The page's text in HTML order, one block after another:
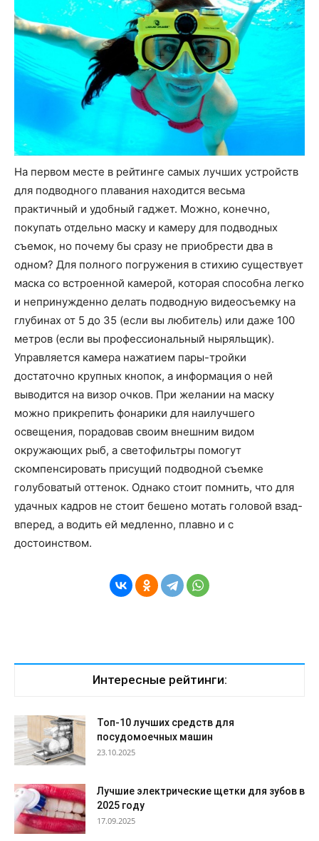
На первом месте в рейтинге самых лучших устройств
для подводного плавания находится весьма
практичный и удобный гаджет. Можно, конечно,
покупать отдельно маску и камеру для подводных
съемок, но почему бы сразу не приобрести два в
одном? Для полного погружения в стихию существует
маска со встроенной камерой, которая способна легко
и непринужденно делать подводную видеосъемку на
глубинах от 5 до 35 (если вы любитель) или даже 100
метров (если вы профессиональный ныряльщик).
Управляется камера нажатием пары-тройки
достаточно крупных кнопок, а информация о ней
выводится на визор очков. При желании на маску
можно прикрепить фонарики для наилучшего
освещения, порадовав своим внешним видом
окружающих рыб, а светофильтры помогут
скомпенсировать присущий подводной съемке
голубоватый оттенок. Однако стоит помнить, что для
удачных кадров не стоит бешено мотать головой взад-
вперед, а водить ей медленно, плавно и с
достоинством.
Интересные рейтинги:
Топ-10 лучших средств для
посудомоечных машин
23.10.2025
Лучшие электрические щетки для зубов в
2025 году
17.09.2025